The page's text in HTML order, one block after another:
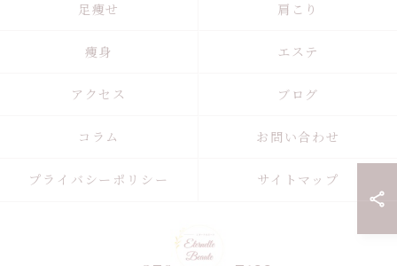
足痩せ 肩こり
痩身 エステ
アクセス ブログ
コラム お問い合わせ
プライバシーポリシー サイトマップ